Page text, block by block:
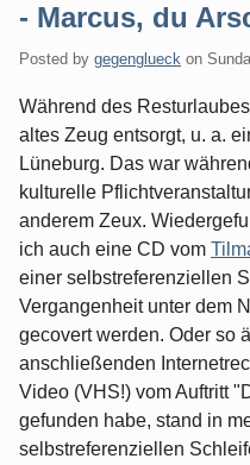
- Marcus, du
Posted by gegenglueck on
Während des
altes Zeug entsorgt, u. a.
Lüneburg. Das war
kulturelle
anderem Zeux.
ich auch eine CD vom
einer selbstreferenziellen
Vergangenheit unter dem
gecovert werden. Oder so
anschließenden
Video (VHS!) vom Auftritt
gefunden habe, stand in
selbstreferenziellen